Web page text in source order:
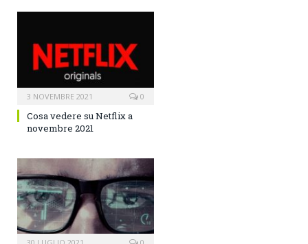
3 NOVEMBRE 2021 0
Cosa vedere su Netflix a
novembre 2021